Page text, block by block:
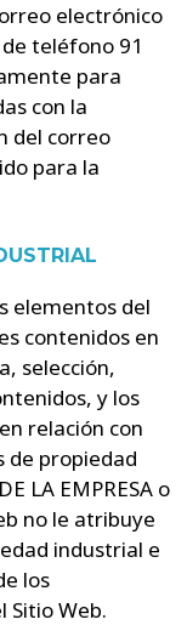
electrónico
teléfono 91
para
con la
del correo
para la
elementos del
contenidos en
selección,
y los
relación con
de propiedad
LA EMPRESA o
no le atribuye
industrial e
los
Sitio Web.